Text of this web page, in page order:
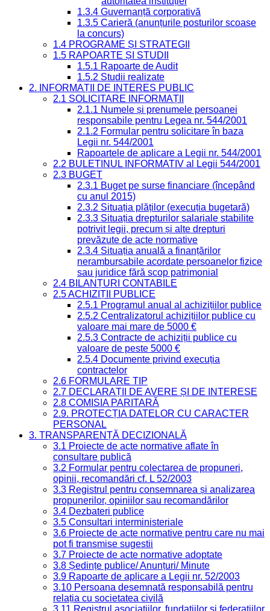
1.3.4 Guvernanță corporativă
1.3.5 Carieră (anunțurile posturilor scoase
la concurs)
1.4 PROGRAME ȘI STRATEGII
1.5 RAPOARTE ȘI STUDII
1.5.1 Rapoarte de Audit
1.5.2 Studii realizate
2. INFORMAȚII DE INTERES PUBLIC
2.1 SOLICITARE INFORMAȚII
2.1.1 Numele și prenumele persoanei
responsabile pentru Legea nr. 544/2001
2.1.2 Formular pentru solicitare în baza
Legii nr. 544/2001
Rapoartele de aplicare a Legii nr. 544/2001
2.2 BULETINUL INFORMATIV al Legii 544/2001
2.3 BUGET
2.3.1 Buget pe surse financiare (începând
cu anul 2015)
2.3.2 Situația plăților (execuția bugetară)
2.3.3 Situația drepturilor salariale stabilite
potrivit legii, precum și alte drepturi
prevăzute de acte normative
2.3.4 Situația anuală a finanțărilor
nerambursabile acordate persoanelor fizice
sau juridice fără scop patrimonial
2.4 BILANȚURI CONTABILE
2.5 ACHIZIȚII PUBLICE
2.5.1 Programul anual al achizițiilor publice
2.5.2 Centralizatorul achizițiilor publice cu
valoare mai mare de 5000 €
2.5.3 Contracte de achiziții publice cu
valoare de peste 5000 €
2.5.4 Documente privind execuția
contractelor
2.6 FORMULARE TIP
2.7 DECLARAȚII DE AVERE ȘI DE INTERESE
2.8 COMISIA PARITARĂ
2.9. PROTECȚIA DATELOR CU CARACTER
PERSONAL
3. TRANSPARENȚĂ DECIZIONALĂ
3.1 Proiecte de acte normative aflate în
consultare publică
3.2 Formular pentru colectarea de propuneri,
opinii, recomandări cf. L 52/2003
3.3 Registrul pentru consemnarea și analizarea
propunerilor, opiniilor sau recomandărilor
3.4 Dezbateri publice
3.5 Consultari interministeriale
3.6 Proiecte de acte normative pentru care nu mai
pot fi transmise sugestii
3.7 Proiecte de acte normative adoptate
3.8 Ședințe publice/ Anunțuri/ Minute
3.9 Rapoarte de aplicare a Legii nr. 52/2003
3.10 Persoana desemnată responsabilă pentru
relația cu societatea civilă
3.11 Registrul asociațiilor, fundațiilor și federațiilor